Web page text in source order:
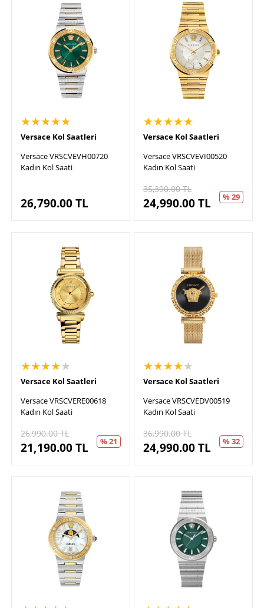
★★★★★
Versace Kol Saatleri
Versace VRSCVEVH00720
Kadın Kol Saati
26,790.00TL
★★★★★
Versace Kol Saatleri
Versace VRSCVEVI00520
Kadın Kol Saati
35,390.00TL
24,990.00TL % 29
★★★★★
Versace Kol Saatleri
Versace VRSCVERE00618
Kadın Kol Saati
26,990.00TL
21,190.00TL % 21
★★★★★
Versace Kol Saatleri
Versace VRSCVEDV00519
Kadın Kol Saati
36,990.00TL
24,990.00TL % 32